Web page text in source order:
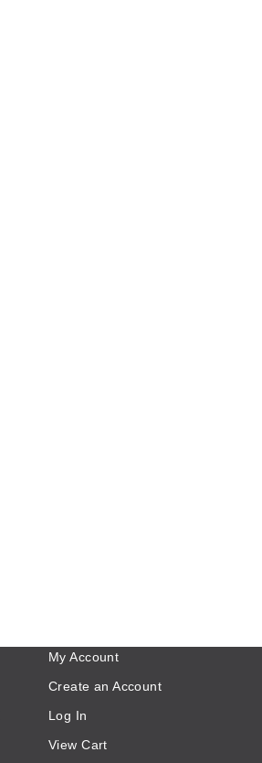
My Account
Create an Account
Log In
View Cart